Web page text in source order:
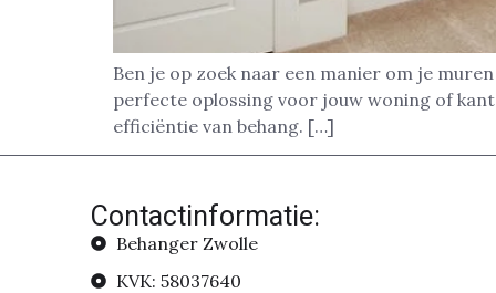
Ben je op zoek naar een manier om je
perfecte oplossing voor jouw woning of
efficiëntie van behang. […]
Contactinformatie:
Behanger Zwolle
KVK: 58037640